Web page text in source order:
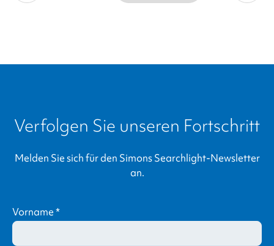
Verfolgen Sie unseren Fortschritt
Melden Sie sich für den Simons Searchlight-Newsletter
an.
Vorname*